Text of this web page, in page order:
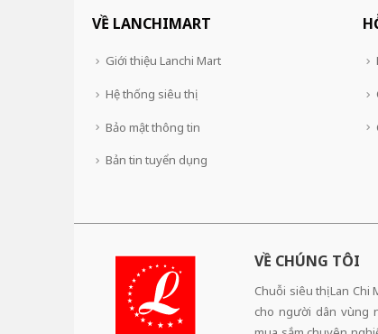
VỀ LANCHIMART
Giới thiệu Lanchi Mart
Hệ thống siêu thị
Bảo mật thông tin
Bản tin tuyển dụng
VỀ CHÚNG TÔI
Chuỗi siêu thị Lan Chi
cho người dân vùng